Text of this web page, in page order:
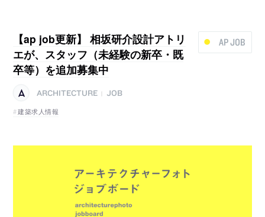
AP JOB
【ap job更新】 相坂研介設計アトリ
エが、スタッフ（未経験の新卒・既
卒等）を追加募集中
ARCHITECTURE
JOB
建築求人情報